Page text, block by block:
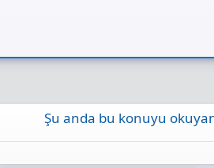
Şu anda bu konuyu